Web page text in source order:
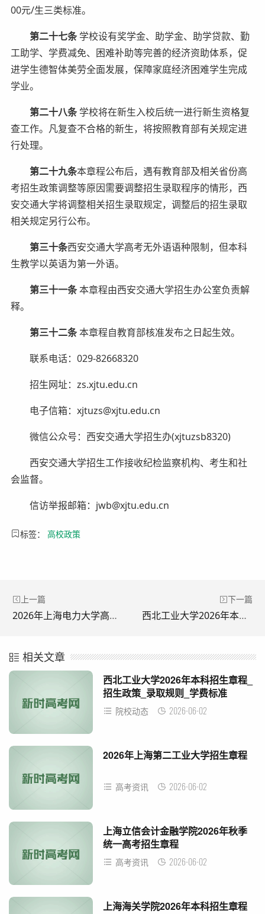
00元/生三类标准。
第二十七条学校设有奖学金、助学金、助学贷款、勤
工助学、学费减免、困难补助等完善的经济资助体系，促
进学生德智体美劳全面发展，保障家庭经济困难学生完成
学业。
第二十八条学校将在新生入校后统一进行新生资格复
查工作。凡复查不合格的新生，将按照教育部有关规定进
行处理。
第二十九条本章程公布后，遇有教育部及相关省份高
考招生政策调整等原因需要调整招生录取程序的情形，西
安交通大学将调整相关招生录取规定，调整后的招生录取
相关规定另行公布。
第三十条西安交通大学高考无外语语种限制，但本科
生教学以英语为第一外语。
第三十一条本章程由西安交通大学招生办公室负责解
释。
第三十二条本章程自教育部核准发布之日起生效。
联系电话：029-82668320
招生网址：zs.xjtu.edu.cn
电子信箱：xjtuzs@xjtu.edu.cn
微信公众号：西安交通大学招生办(xjtuzsb8320)
西安交通大学招生工作接收纪检监察机构、考生和社
会监督。
信访举报邮箱：jwb@xjtu.edu.cn
标签： 高校政策
上一篇
2026年上海电力大学高考招生政策_录取规则_学费标准
下一篇
西北工业大学2026年本科招生章程_招生政策_录取规则_学费标准
相关文章
西北工业大学2026年本科招生章程_
招生政策_录取规则_学费标准
院校动态 2026-06-02
2026年上海第二工业大学招生章程
高考资讯 2026-06-02
上海立信会计金融学院2026年秋季
统一高考招生章程
高考资讯 2026-06-02
上海海关学院2026年本科招生章程